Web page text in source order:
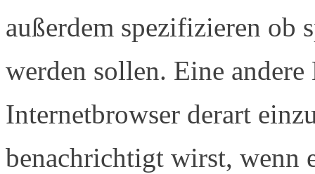
außerdem spezifizieren ob
werden sollen. Eine
Internetbrowser derart
benachrichtigt wirst, wenn